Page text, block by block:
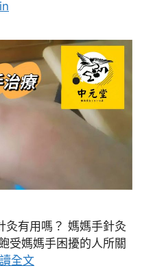
灸有用嗎？ 媽媽手針灸
受媽媽手困擾的人所關
全文